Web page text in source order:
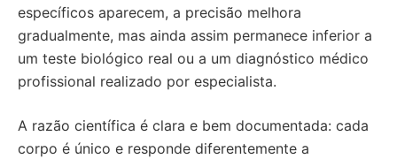
específicos aparecem, a precisão melhora
gradualmente, mas ainda assim permanece inferior a
um teste biológico real ou a um diagnóstico médico
profissional realizado por especialista.
A razão científica é clara e bem documentada: cada
corpo é único e responde diferentemente a